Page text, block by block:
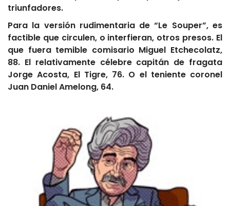
triunfadores.
Para la versión rudimentaria de “Le Souper”, es
factible que circulen, o interfieran, otros presos. El
que fuera temible comisario Miguel Etchecolatz,
88. El relativamente célebre capitán de fragata
Jorge Acosta, El Tigre, 76. O el teniente coronel
Juan Daniel Amelong, 64.